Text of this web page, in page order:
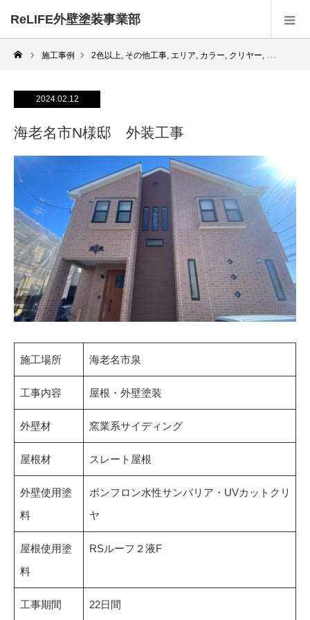
ReLIFE外壁塗装事業部
施工事例 2色以上, その他工事, エリア, カラー, クリヤー, スレート屋
2024.02.12
海老名市N様邸 外装工事
施工場所 海老名市泉
工事内容 屋根・外壁塗装
外壁材 窯業系サイディング
屋根材 スレート屋根
外壁使用塗
料
ボンフロン水性サンバリア・UVカットクリ
ヤ
屋根使用塗
料
RSルーフ２液F
工事期間 22日間